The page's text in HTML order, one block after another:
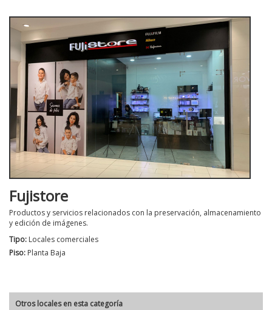
Fujistore
Productos y servicios relacionados con la preservación, almacenamiento
y edición de imágenes.
Tipo: Locales comerciales
Piso: Planta Baja
Otros locales en esta categoría